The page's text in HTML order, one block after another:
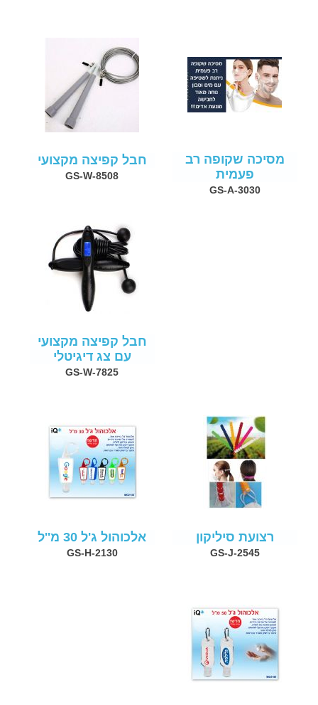
מסיכה שקופה רב
פעמית
GS-A-3030
חבל קפיצה מקצועי
GS-W-8508
חבל קפיצה מקצועי
עם צג דיגיטלי
GS-W-7825
רצועת סיליקון
GS-J-2545
אלכוהול ג'ל 30 מ''ל
GS-H-2130